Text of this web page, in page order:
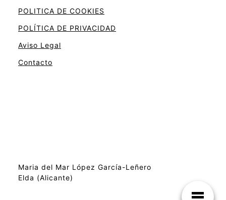
POLITICA DE COOKIES
POLÍTICA DE PRIVACIDAD
Aviso Legal
Contacto
Maria del Mar López García-Leñero
Elda (Alicante)